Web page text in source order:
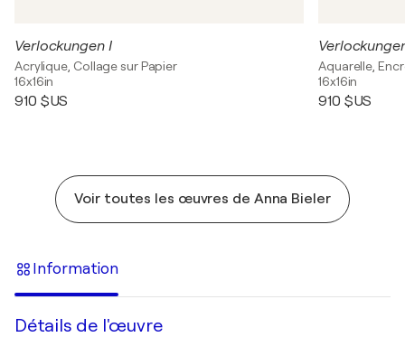
Verlockungen I
Acrylique, Collage sur Papier
16x16in
910 $US
Aquarelle,
16x16in
910 $US
Voir toutes les œuvres de Anna Bieler
Information
Détails de l'œuvre